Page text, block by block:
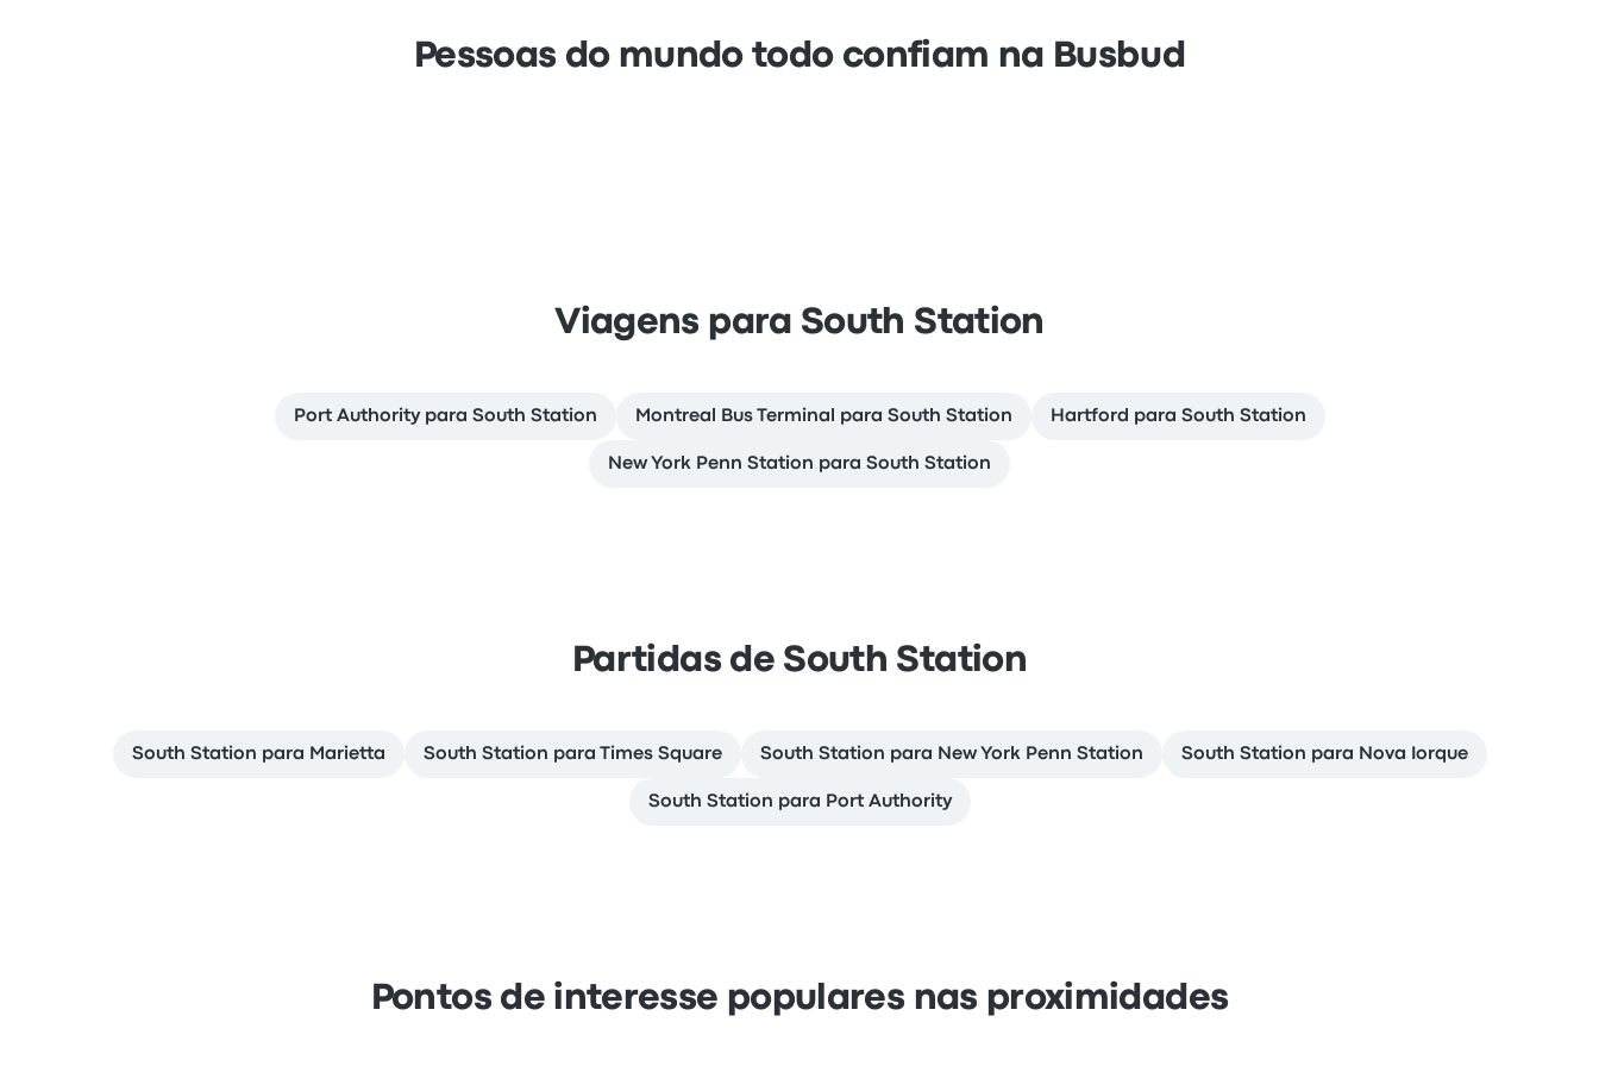
Pessoas do mundo todo confiam na Busbud
Viagens para South Station
Port Authority para South Station Montreal Bus Terminal para South Station Hartford para South Station
New York Penn Station para South Station
Partidas de South Station
South Station para Marietta South Station para Times Square South Station para New York Penn Station South Station para Nova Iorque
South Station para Port Authority
Pontos de interesse populares nas proximidades